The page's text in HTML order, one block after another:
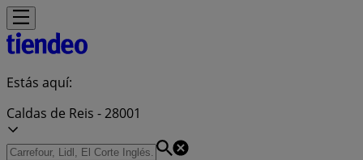
Estás aquí:
Caldas de Reis - 28001